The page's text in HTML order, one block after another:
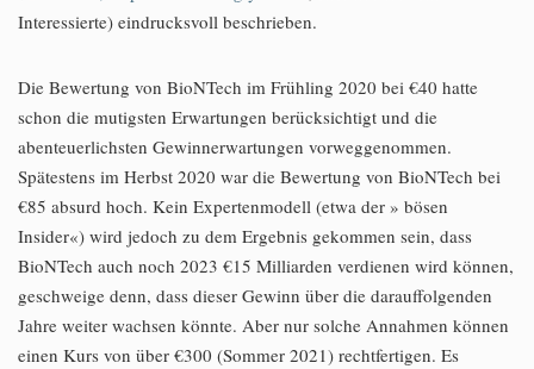
Interessierte) eindrucksvoll beschrieben.
Die Bewertung von BioNTech im Frühling 2020 bei €40 hatte
schon die mutigsten Erwartungen berücksichtigt und die
abenteuerlichsten Gewinnerwartungen vorweggenommen.
Spätestens im Herbst 2020 war die Bewertung von BioNTech bei
€85 absurd hoch. Kein Expertenmodell (etwa der » bösen
Insider«) wird jedoch zu dem Ergebnis gekommen sein, dass
BioNTech auch noch 2023 €15 Milliarden verdienen wird können,
geschweige denn, dass dieser Gewinn über die darauffolgenden
Jahre weiter wachsen könnte. Aber nur solche Annahmen können
einen Kurs von über €300 (Sommer 2021) rechtfertigen. Es